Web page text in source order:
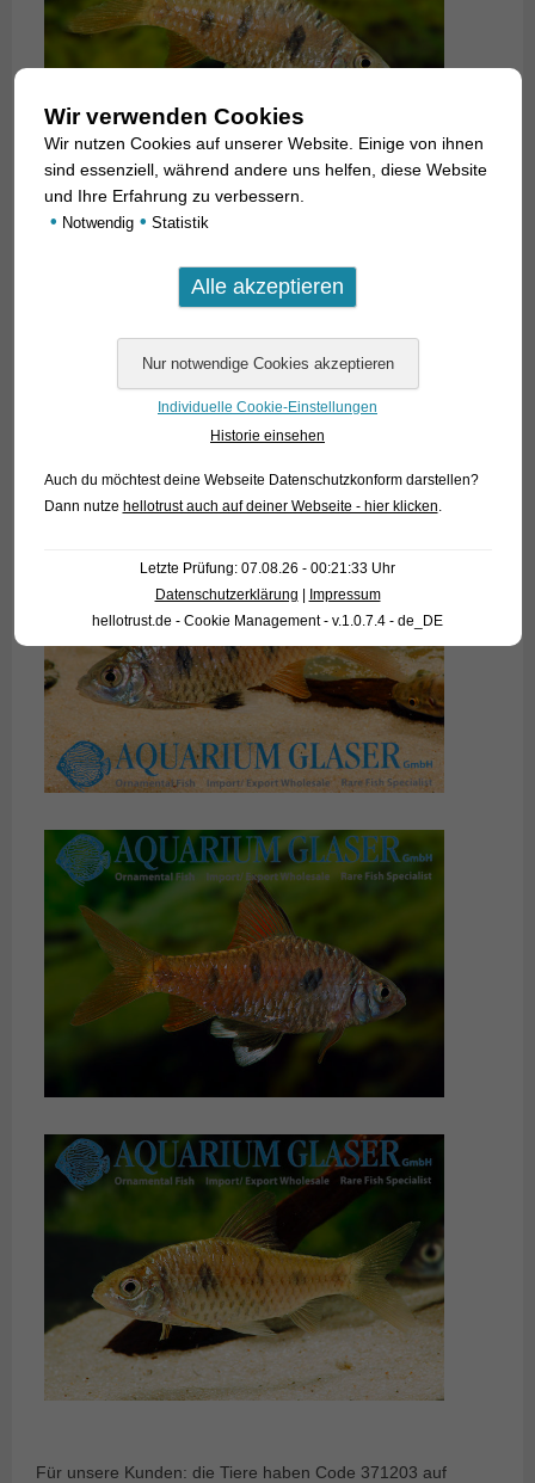
Für unsere Kunden: die Tiere haben Code 371203 auf
Wir verwenden Cookies
Wir nutzen Cookies auf unserer Website. Einige von ihnen
sind essenziell, während andere uns helfen, diese Website
und Ihre Erfahrung zu verbessern.
• Notwendig • Statistik
Individuelle Cookie-Einstellungen
Historie einsehen
Auch du möchtest deine Webseite Datenschutzkonform darstellen?
Dann nutze hellotrust auch auf deiner Webseite - hier klicken
Letzte Prüfung: 07.08.26 - 00:21:33 Uhr
Datenschutzerklärung | Impressum
hellotrust.de - Cookie Management - v.1.0.7.4 - de_DE